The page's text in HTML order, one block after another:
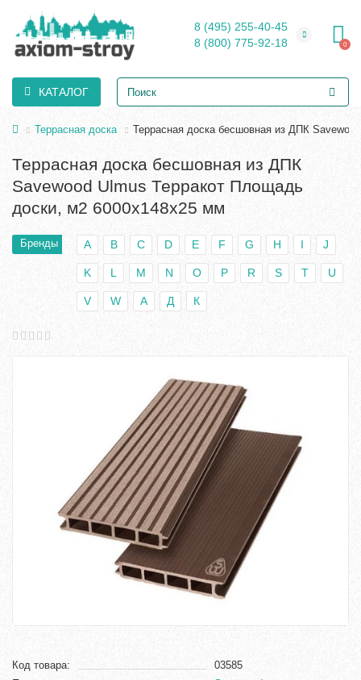
8 (495) 255-40-45
8 (800) 775-92-18
0
КАТАЛОГ
Террасная доска Террасная доска бесшовная из ДПК
Террасная доска бесшовная из ДПК
Savewood Ulmus Терракот Площадь
доски, м2 6000х148х25 мм
Бренды A B C D E F G H I J
K L M N O P R S T U
V W А Д К
Код товара:
03585